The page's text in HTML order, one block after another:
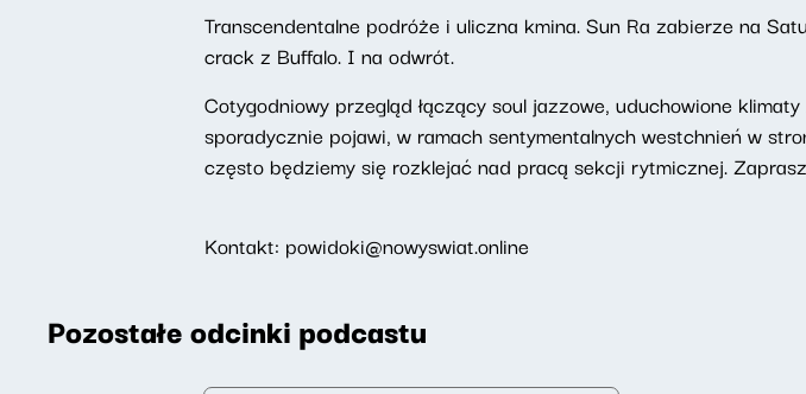
Transcendentalne podróże i uliczna kmina. Sun Ra zabierze na
crack z Buffalo. I na odwrót.
Cotygodniowy przegląd łączący soul jazzowe, uduchowione
sporadycznie pojawi, w ramach sentymentalnych westchnień w
często będziemy się rozklejać nad pracą sekcji rytmicznej.
Kontakt: powidoki@nowyswiat.online
Pozostałe odcinki podcastu